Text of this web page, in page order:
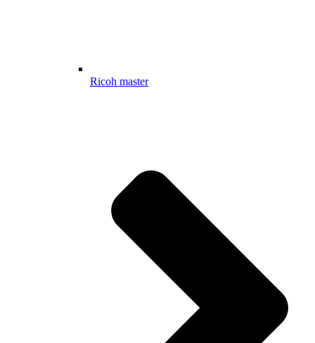
Ricoh master